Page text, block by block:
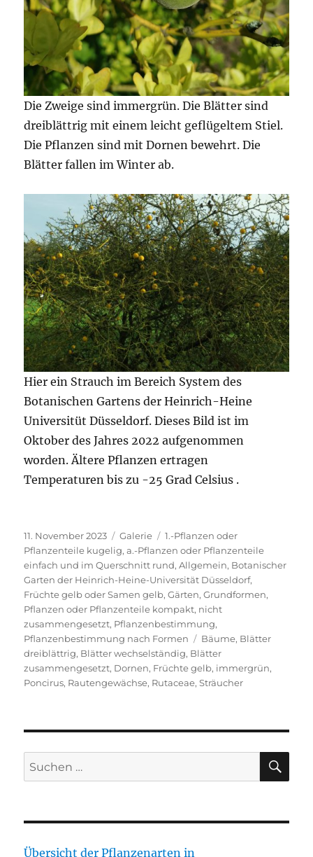
Die Zweige sind immergrün. Die Blätter sind
dreiblättrig mit einem leicht geflügeltem Stiel.
Die Pflanzen sind mit Dornen bewehrt. Die
Blätter fallen im Winter ab.
Hier ein Strauch im Bereich System des
Botanischen Gartens der Heinrich-Heine
Universitüt Düsseldorf. Dieses Bild ist im
Oktober des Jahres 2022 aufgenommen
worden. Ältere Pflanzen ertragen
Temperaturen bis zu -25 Grad Celsius .
Veröffentlicht
am
11. November 2023 Format
Galerie Kategorien
1.-Pflanzen oder
Pflanzenteile kugelig,a.-Pflanzen oder Pflanzenteile
einfach und im Querschnitt rund,Allgemein, Botanischer
Garten der Heinrich-Heine-Universität Düsseldorf,
Früchte gelb oder Samen gelb,Gärten,Grundformen,
Pflanzen oder Pflanzenteile kompakt, nicht
zusammengesetzt, Pflanzenbestimmung,
Pflanzenbestimmung nach Formen
Schlagwörter
Bäume, Blätter
dreiblättrig, Blätter wechselständig, Blätter
zusammengesetzt, Dornen, Früchte gelb, immergrün,
Poncirus, Rautengewächse, Rutaceae,Sträucher
Suche
nach:
Übersicht der Pflanzenarten in